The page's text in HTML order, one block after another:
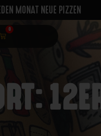
MONAT NEUE PIZZEN
0